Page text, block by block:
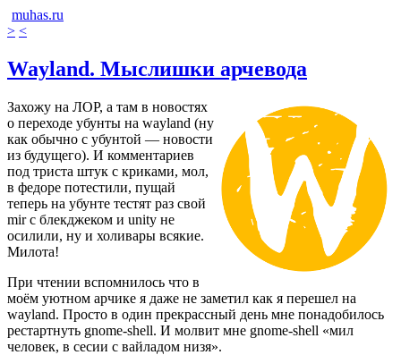
muhas.ru
> <
Wayland. Мыслишки арчевода
Захожу на ЛОР, а там в новостях
о переходе убунты на wayland (ну
как обычно с убунтой — новости
из будущего). И комментариев
под триста штук с криками, мол,
в федоре потестили, пущай
теперь на убунте тестят раз свой
mir с блекджеком и unity не
осилили, ну и холивары всякие.
Милота!
При чтении вспомнилось что в
моём уютном арчике я даже не заметил как я перешел на
wayland. Просто в один прекрассный день мне понадобилось
рестартнуть gnome-shell. И молвит мне gnome-shell «мил
человек, в сесии с вайладом низя».